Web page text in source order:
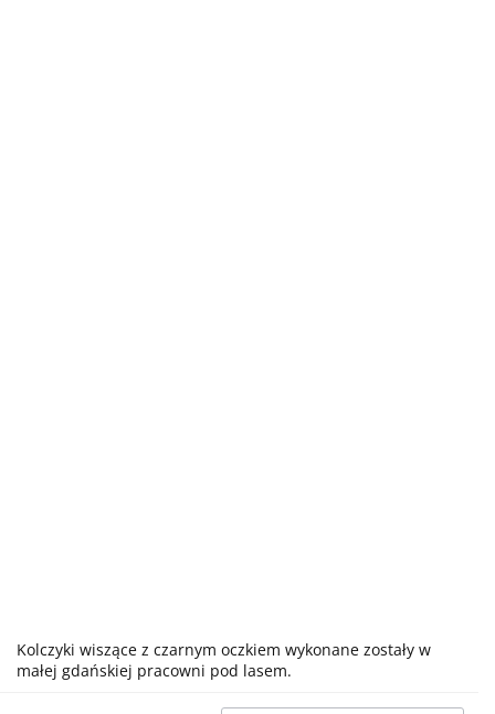
Kolczyki wiszące z czarnym oczkiem wykonane zostały w
małej gdańskiej pracowni pod lasem.